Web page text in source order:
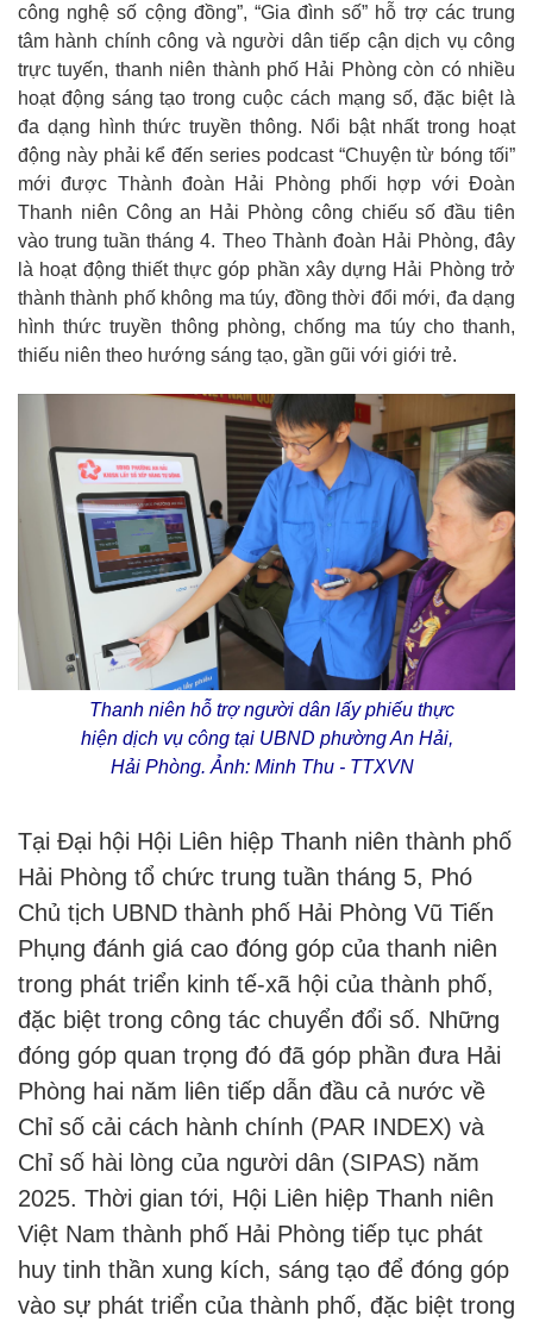
công nghệ số cộng đồng”, “Gia đình số” hỗ trợ các trung
tâm hành chính công và người dân tiếp cận dịch vụ công
trực tuyến, thanh niên thành phố Hải Phòng còn có nhiều
hoạt động sáng tạo trong cuộc cách mạng số, đặc biệt là
đa dạng hình thức truyền thông. Nổi bật nhất trong hoạt
động này phải kể đến series podcast “Chuyện từ bóng tối”
mới được Thành đoàn Hải Phòng phối hợp với Đoàn
Thanh niên Công an Hải Phòng công chiếu số đầu tiên
vào trung tuần tháng 4. Theo Thành đoàn Hải Phòng, đây
là hoạt động thiết thực góp phần xây dựng Hải Phòng trở
thành thành phố không ma túy, đồng thời đổi mới, đa dạng
hình thức truyền thông phòng, chống ma túy cho thanh,
thiếu niên theo hướng sáng tạo, gần gũi với giới trẻ.
Thanh niên hỗ trợ người dân lấy phiếu thực
hiện dịch vụ công tại UBND phường An Hải,
Hải Phòng. Ảnh: Minh Thu - TTXVN
Tại Đại hội Hội Liên hiệp Thanh niên thành phố
Hải Phòng tổ chức trung tuần tháng 5, Phó
Chủ tịch UBND thành phố Hải Phòng Vũ Tiến
Phụng đánh giá cao đóng góp của thanh niên
trong phát triển kinh tế-xã hội của thành phố,
đặc biệt trong công tác chuyển đổi số. Những
đóng góp quan trọng đó đã góp phần đưa Hải
Phòng hai năm liên tiếp dẫn đầu cả nước về
Chỉ số cải cách hành chính (PAR INDEX) và
Chỉ số hài lòng của người dân (SIPAS) năm
2025. Thời gian tới, Hội Liên hiệp Thanh niên
Việt Nam thành phố Hải Phòng tiếp tục phát
huy tinh thần xung kích, sáng tạo để đóng góp
vào sự phát triển của thành phố, đặc biệt trong